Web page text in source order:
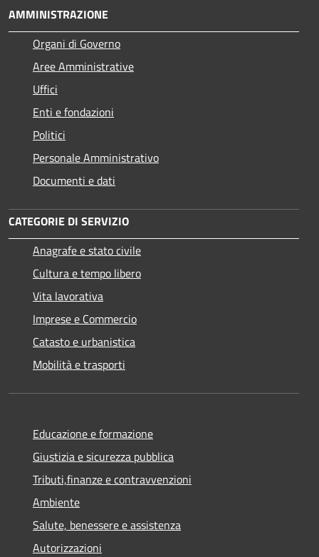
AMMINISTRAZIONE
Organi di Governo
Aree Amministrative
Uffici
Enti e fondazioni
Politici
Personale Amministrativo
Documenti e dati
CATEGORIE DI SERVIZIO
Anagrafe e stato civile
Cultura e tempo libero
Vita lavorativa
Imprese e Commercio
Catasto e urbanistica
Mobilità e trasporti
Educazione e formazione
Giustizia e sicurezza pubblica
Tributi,finanze e contravvenzioni
Ambiente
Salute, benessere e assistenza
Autorizzazioni